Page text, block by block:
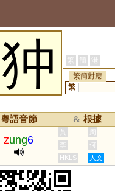
狆 繁 簡 港
繁簡對應
繁
粵語音節 & 根據
zung6
黃 周
李
何
HKLS
人文